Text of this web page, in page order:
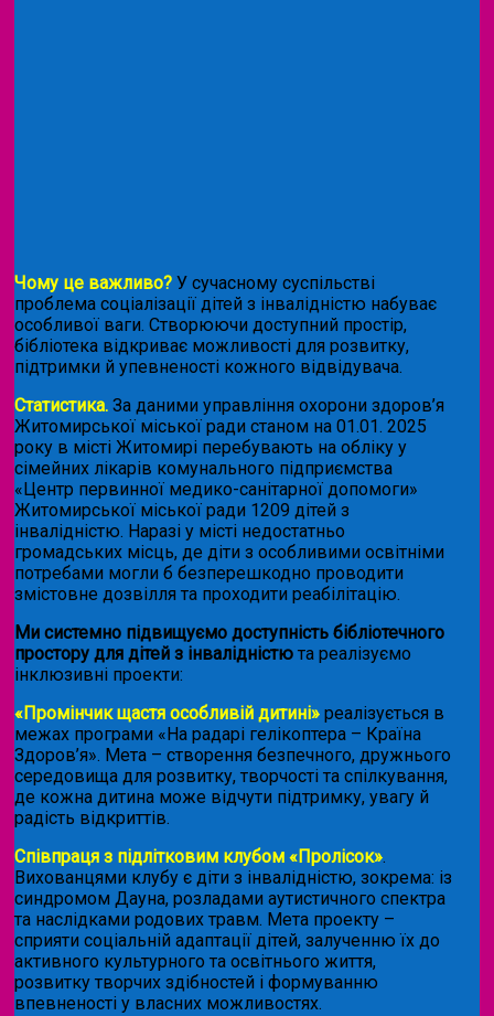
Чому це важливо? У сучасному суспільстві
проблема соціалізації дітей з інвалідністю набуває
особливої ваги. Створюючи доступний простір,
бібліотека відкриває можливості для розвитку,
підтримки й упевненості кожного відвідувача.
Статистика. За даними управління охорони здоров’я
Житомирської міської ради станом на 01.01. 2025
року в місті Житомирі перебувають на обліку у
сімейних лікарів комунального підприємства
«Центр первинної медико-санітарної допомоги»
Житомирської міської ради 1209 дітей з
інвалідністю. Наразі у місті недостатньо
громадських місць, де діти з особливими освітніми
потребами могли б безперешкодно проводити
змістовне дозвілля та проходити реабілітацію.
Ми системно підвищуємо доступність бібліотечного
простору для дітей з інвалідністю та реалізуємо
інклюзивні проекти:
«Промінчик щастя особливій дитині» реалізується в
межах програми «На радарі гелікоптера – Країна
Здоров’я». Мета – створення безпечного, дружнього
середовища для розвитку, творчості та спілкування,
де кожна дитина може відчути підтримку, увагу й
радість відкриттів.
Співпраця з підлітковим клубом «Пролісок».
Вихованцями клубу є діти з інвалідністю, зокрема: із
синдромом Дауна, розладами аутистичного спектра
та наслідками родових травм. Мета проекту –
сприяти соціальній адаптації дітей, залученню їх до
активного культурного та освітнього життя,
розвитку творчих здібностей і формуванню
впевненості у власних можливостях.